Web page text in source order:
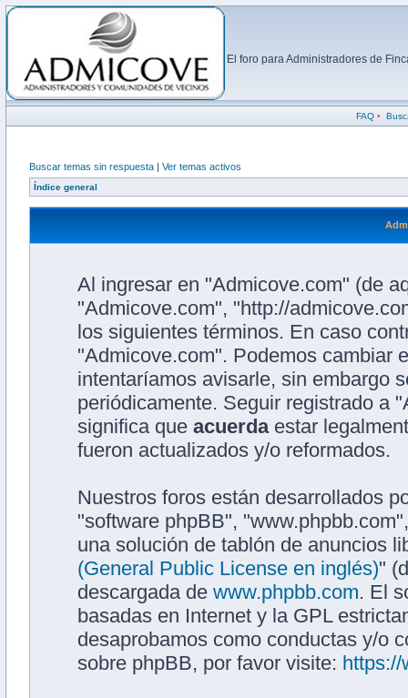
El foro para Administradores de
FAQ•
Buscar temas sin respuesta | Ver temas activos
Índice general
Al ingresar en "Admicove.com" (de
"Admicove.com", "http://
los siguientes términos. En caso
"Admicove.com". Podemos cambiar
intentaríamos avisarle, sin embargo
periódicamente. Seguir registrado a
significa que acuerdaestar
fueron actualizados y/o reformados.
Nuestros foros están desarrollados
"software phpBB",
una solución de tablón de anuncios
(General Public License en inglés)"
descargada de www.phpbb.com. El
basadas en Internet y la GPL
desaprobamos como conductas y/o
sobre phpBB, por favor visite: https://